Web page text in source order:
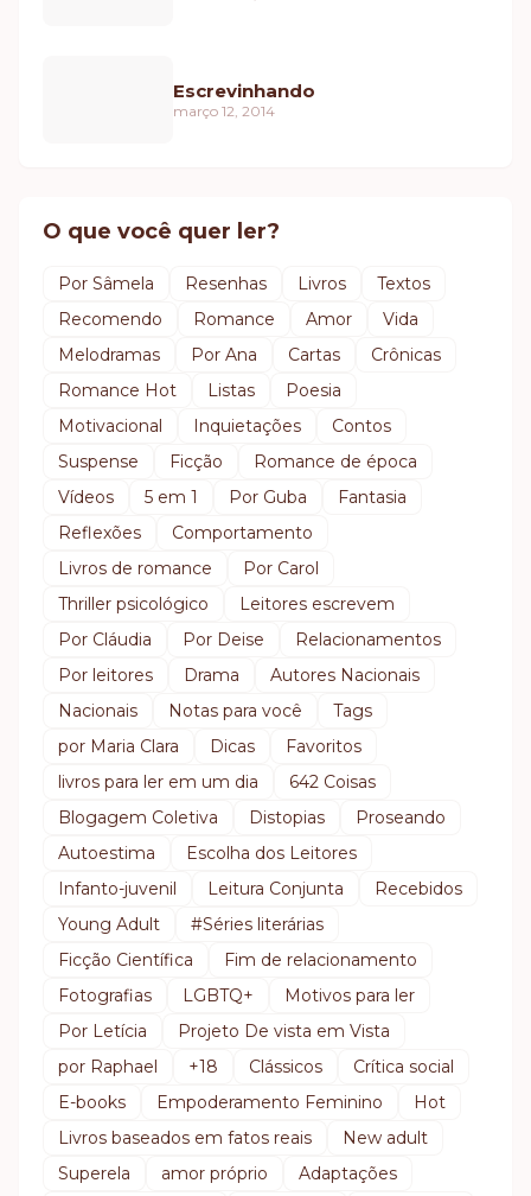
Escrevinhando
março 12, 2014
O que você quer ler?
Por Sâmela Resenhas Livros
Textos
Recomendo
Romance Amor
Vida
Melodramas
Por Ana Cartas
Crônicas
Romance Hot
Listas
Poesia
Motivacional
Inquietações
Contos
Suspense
Ficção
Romance de época
Vídeos
5 em 1 Por Guba
Fantasia
Reflexões
Comportamento
Livros de romance
Por Carol
Thriller psicológico
Leitores escrevem
Por Cláudia
Por Deise
Relacionamentos
Por leitores
Drama
Autores Nacionais
Nacionais
Notas para você
Tags
por Maria Clara
Dicas
Favoritos
livros para ler em um dia
642 Coisas
Blogagem Coletiva
Distopias
Proseando
Autoestima
Escolha dos Leitores
Infanto-juvenil
Leitura Conjunta
Recebidos
Young Adult
#Séries literárias
Ficção Científica
Fim de relacionamento
Fotografias
LGBTQ+
Motivos para ler
Por Letícia
Projeto De vista em Vista
por Raphael
+18 Clássicos
Crítica social
E-books
Empoderamento Feminino
Hot
Livros baseados em fatos reais
New adult
Superela
amor próprio
Adaptações